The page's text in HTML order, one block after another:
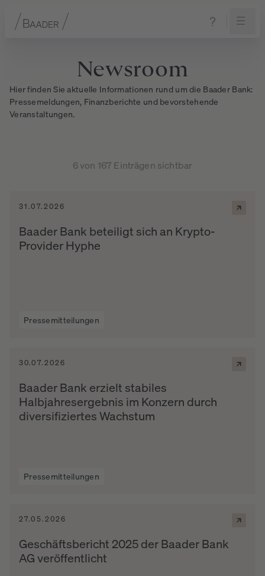
Newsroom
Hier finden Sie aktuelle Informationen rund um die Baader Bank:
Pressemeldungen, Finanzberichte und bevorstehende
Veranstaltungen.
6 von 167 Einträgen sichtbar
31.07.2026
Baader Bank beteiligt sich an Krypto-
Provider Hyphe
Pressemitteilungen
30.07.2026
Baader Bank erzielt stabiles
Halbjahresergebnis im Konzern durch
diversifiziertes Wachstum
Pressemitteilungen
27.05.2026
Geschäftsbericht 2025 der Baader Bank
AG veröffentlicht